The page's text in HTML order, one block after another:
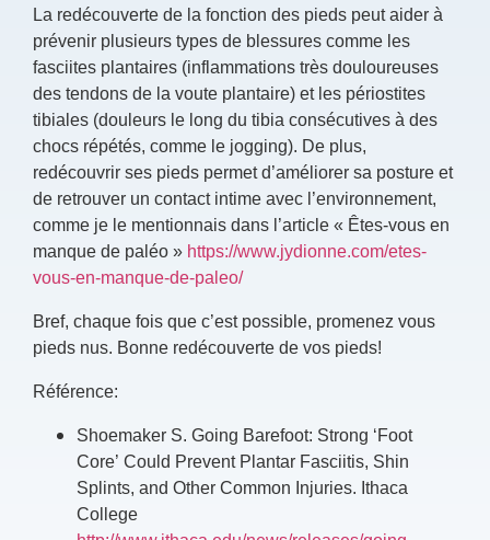
La redécouverte de la fonction des pieds peut aider à
prévenir plusieurs types de blessures comme les
fasciites plantaires (inflammations très douloureuses
des tendons de la voute plantaire) et les périostites
tibiales (douleurs le long du tibia consécutives à des
chocs répétés, comme le jogging). De plus,
redécouvrir ses pieds permet d’améliorer sa posture et
de retrouver un contact intime avec l’environnement,
comme je le mentionnais dans l’article « Êtes-vous en
manque de paléo » https://www.jydionne.com/etes-
vous-en-manque-de-paleo/
Bref, chaque fois que c’est possible, promenez vous
pieds nus. Bonne redécouverte de vos pieds!
Référence:
Shoemaker S. Going Barefoot: Strong ‘Foot
Core’ Could Prevent Plantar Fasciitis, Shin
Splints, and Other Common Injuries. Ithaca
College